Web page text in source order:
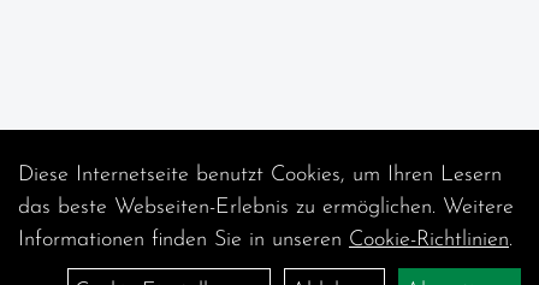
Diese Internetseite benutzt Cookies, um Ihren Lesern
das beste Webseiten-Erlebnis zu ermöglichen. Weitere
Informationen finden Sie in unseren Cookie-Richtlinien.
Auftrag widerrufen